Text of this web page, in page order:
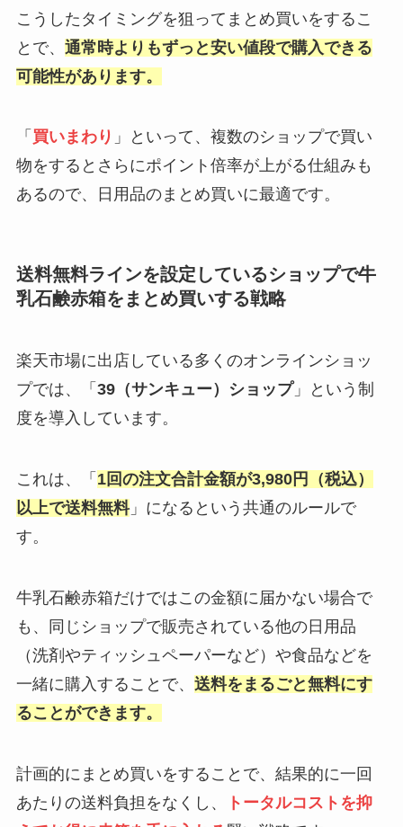
こうしたタイミングを狙ってまとめ買いをするこ
とで、 通常時よりもずっと安い値段で購入できる
可能性があります。
「 買いまわり 」といって、複数のショップで買い
物をするとさらにポイント倍率が上がる仕組みも
あるので、日用品のまとめ買いに最適です。
送料無料ラインを設定しているショップで牛
乳石鹸赤箱をまとめ買いする戦略
楽天市場に出店している多くのオンラインショッ
プでは、「 39（サンキュー）ショップ」という制
度を導入しています。
これは、「 1回の注文合計金額が3,980円（税込）
以上で送料無料」になるという共通のルールで
す。
牛乳石鹸赤箱だけではこの金額に届かない場合で
も、同じショップで販売されている他の日用品
（洗剤やティッシュペーパーなど）や食品などを
一緒に購入することで、 送料をまるごと無料にす
ることができます。
計画的にまとめ買いをすることで、結果的に一回
あたりの送料負担をなくし、
トータルコストを抑